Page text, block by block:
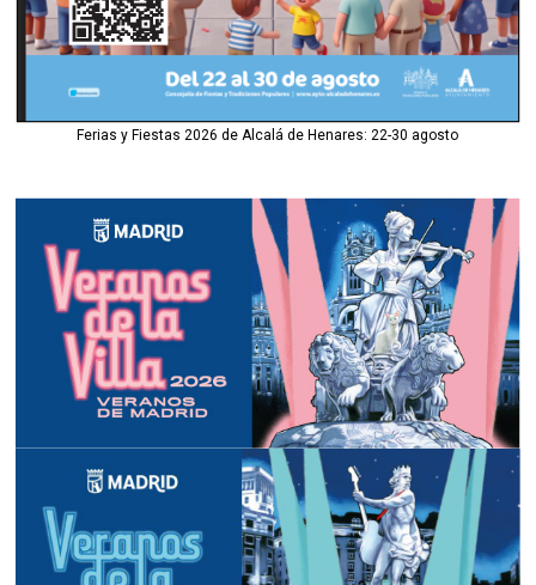
Ferias y Fiestas 2026 de Alcalá de Henares: 22-30 agosto